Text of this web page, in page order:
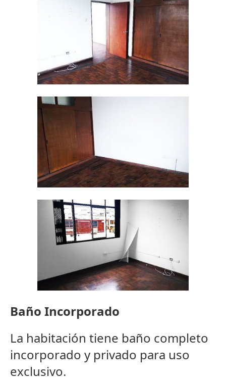
Baño Incorporado
La habitación tiene baño completo
incorporado y privado para uso
exclusivo.